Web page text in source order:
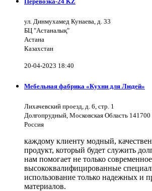
ул. Динмухамед Кунаева, д. 33
БЦ "Астаналық"
Астана
Казахстан
20-04-2023 18:40
Мебельная фабрика «Кухни для Людей»
Лихачевский проезд, д. 6, стр. 1
Долгопрудный, Московская Область 141700
Россия
каждому клиенту модный,
продукт, который будет служить
нам помогает не только
высококвалифицированные
использование только надежных и
материалов.